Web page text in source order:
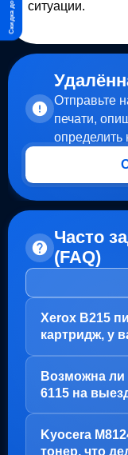
ситуации.
Отправьте
печати,
определить
Часто
(FAQ)
Xerox B215
картридж, у
В вашем случае,
Проблема с
него просто
Варианта два:
Возможна ли
6115 на
Да, заправка
Kyocera
тонер, что